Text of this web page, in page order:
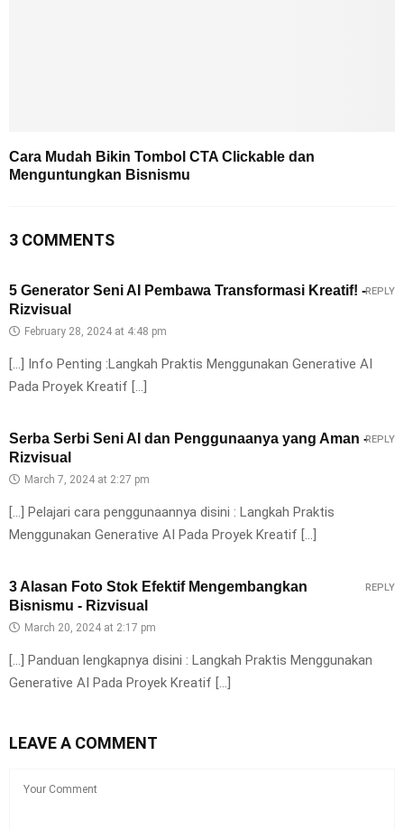
Cara Mudah Bikin Tombol CTA Clickable dan
Menguntungkan Bisnismu
3 COMMENTS
5 Generator Seni AI Pembawa Transformasi Kreatif! -
Rizvisual
February 28, 2024 at 4:48 pm
[…] Info Penting :Langkah Praktis Menggunakan Generative AI
Pada Proyek Kreatif […]
REPLY
Serba Serbi Seni AI dan Penggunaanya yang Aman -
Rizvisual
March 7, 2024 at 2:27 pm
[…] Pelajari cara penggunaannya disini : Langkah Praktis
Menggunakan Generative AI Pada Proyek Kreatif […]
REPLY
3 Alasan Foto Stok Efektif Mengembangkan
Bisnismu - Rizvisual
March 20, 2024 at 2:17 pm
[…] Panduan lengkapnya disini : Langkah Praktis Menggunakan
Generative AI Pada Proyek Kreatif […]
REPLY
LEAVE A COMMENT